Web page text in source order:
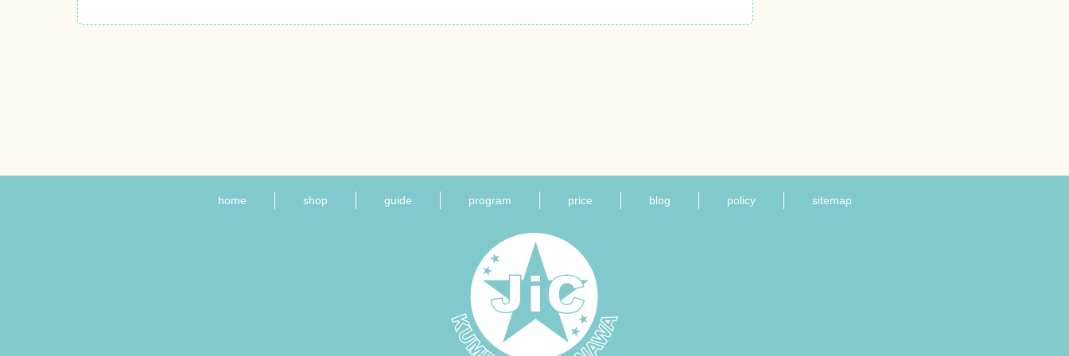
home shop guide program price blog policy sitemap